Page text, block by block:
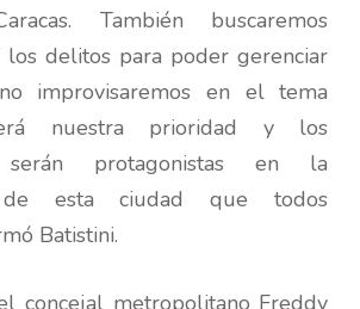
También buscaremos
los delitos para poder gerenciar
improvisaremos en el tema
nuestra prioridad y los
serán protagonistas en la
de esta ciudad que todos
Batistini.
concejal metropolitano Freddy